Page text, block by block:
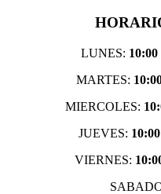
LUNES: 10:00
MARTES:
MIERCOLES:
JUEVES:
VIERNES: